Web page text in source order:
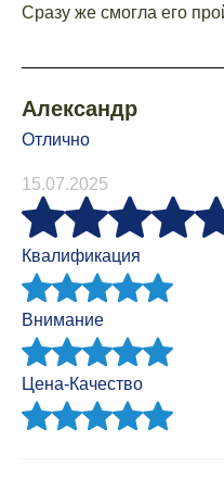
Сразу же смогла его
Александр
Отлично
15.07.2025
Квалификация
Внимание
Цена-Качество